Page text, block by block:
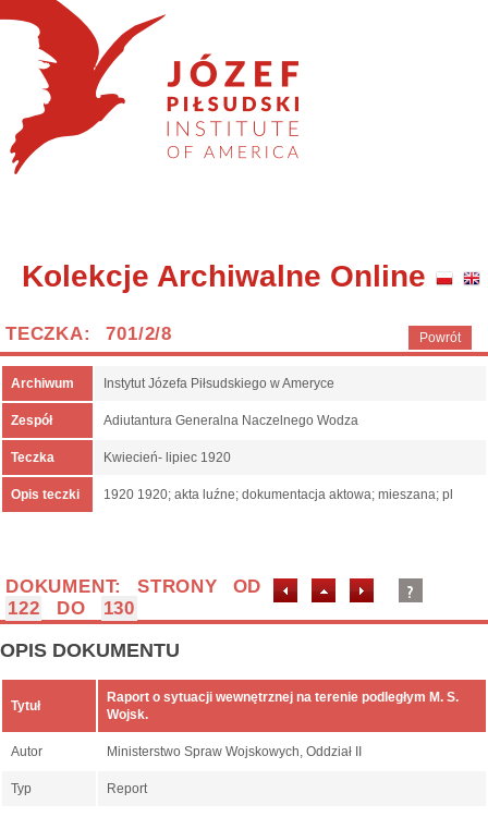
Kolekcje Archiwalne Online
Powrót
TECZKA: 701/2/8
Archiwum Instytut Józefa Piłsudskiego w Ameryce
Zespół Adiutantura Generalna Naczelnego Wodza
Teczka Kwiecień- lipiec 1920
Opis teczki 1920 1920; akta luźne; dokumentacja aktowa; mieszana; pl
DOKUMENT: STRONY OD
122
DO 130
OPIS DOKUMENTU
Tytuł
Raport o sytuacji wewnętrznej na terenie podległym M. S.
Wojsk.
Autor Ministerstwo Spraw Wojskowych, Oddział II
Typ Report